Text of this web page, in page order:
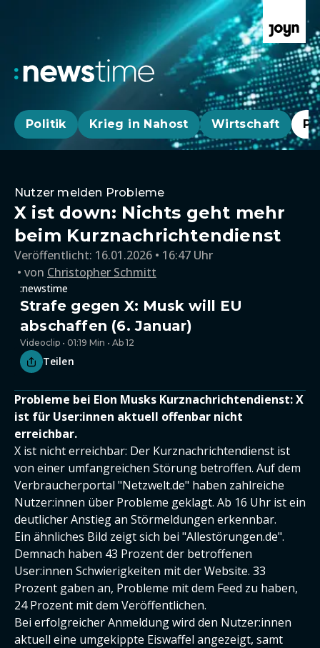
Politik Krieg in Nahost Wirtschaft
Nutzer melden Probleme
X ist down: Nichts geht mehr
beim Kurznachrichtendienst
Veröffentlicht: 16.01.2026 • 16:47 Uhr
von Christopher Schmitt
:newstime
Strafe gegen X: Musk will EU
abschaffen (6. Januar)
Videoclip • 01:19 Min • Ab 12
Teilen
Probleme bei Elon Musks Kurznachrichtendienst: X
ist für User:innen aktuell offenbar nicht
erreichbar.
X ist nicht erreichbar: Der Kurznachrichtendienst ist
von einer umfangreichen Störung betroffen. Auf dem
Verbraucherportal "Netzwelt.de" haben zahlreiche
Nutzer:innen über Probleme geklagt. Ab 16 Uhr ist ein
deutlicher Anstieg an Störmeldungen erkennbar.
Ein ähnliches Bild zeigt sich bei "Allestörungen.de".
Demnach haben 43 Prozent der betroffenen
User:innen Schwierigkeiten mit der Website. 33
Prozent gaben an, Probleme mit dem Feed zu haben,
24 Prozent mit dem Veröffentlichen.
Bei erfolgreicher Anmeldung wird den Nutzer:innen
aktuell eine umgekippte Eiswaffel angezeigt, samt